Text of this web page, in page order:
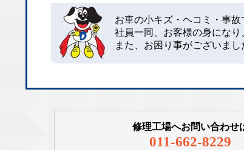
お車の小キズ・ヘコミ・事
社員一同、お客様の身になり
また、お困り事がございま
修理工場へお問い合わせ
011-662-8229